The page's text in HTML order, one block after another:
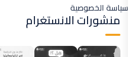
سياسة الخصوصية
منشورات الانستغرام